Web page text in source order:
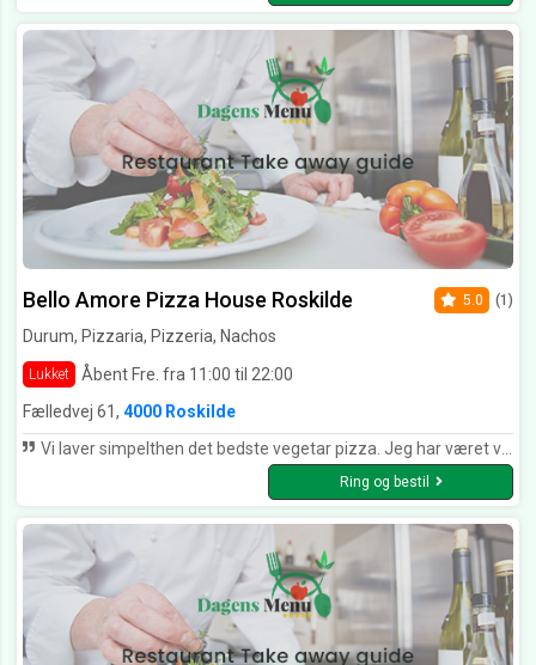
Bello Amore Pizza House Roskilde
Durum, Pizzaria, Pizzeria, Nachos
Lukket Åbent Fre. fra 11:00 til 22:00
5.0 (1)
Fælledvej 61, 4000 Roskilde
Vi laver simpelthen det bedste vegetar pizza. Jeg har været vegetar i rigtig mange år og det altid svært at finde et pizzeria der laver gode vegetar pizza, man i formår at lave det bedste.
Ring og bestil